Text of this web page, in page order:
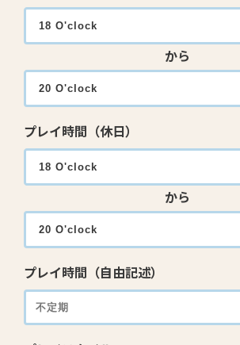
から
プレイ時間（休日）
から
プレイ時間（自由記述）